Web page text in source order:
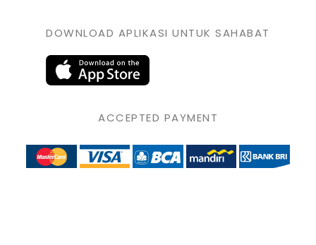
DOWNLOAD APLIKASI UNTUK SAHABAT
ACCEPTED PAYMENT